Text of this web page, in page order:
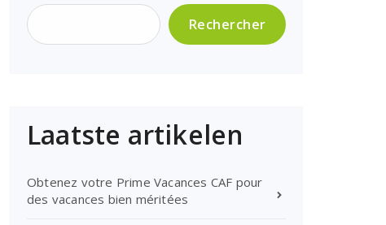
Rechercher
Laatste artikelen
Obtenez votre Prime Vacances CAF pour
des vacances bien méritées